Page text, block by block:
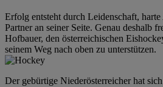
Erfolg entsteht durch Leidenschaft,
Partner an seiner Seite. Genau deshalb
Hofbauer, den österreichischen
seinem Weg nach oben zu unterstützen.
Der gebürtige Niederösterreicher hat